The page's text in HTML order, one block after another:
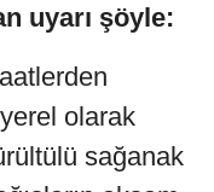
uyarı şöyle:
olarak
sağanak